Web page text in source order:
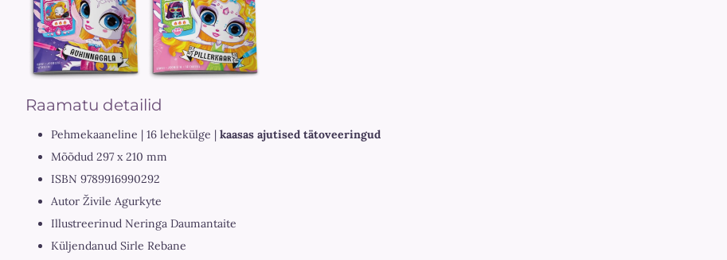
Raamatu detailid
Pehmekaaneline | 16 lehekülge | kaasas ajutised tätoveeringud
Mõõdud 297 x 210 mm
ISBN 9789916990292
Autor Živile Agurkyte
Illustreerinud Neringa Daumantaite
Küljendanud Sirle Rebane